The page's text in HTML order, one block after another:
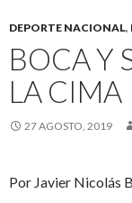
DEPORTE NACIONAL,
BOCA Y
LA CIMA
27 AGOSTO, 2019
Por Javier Nicolás